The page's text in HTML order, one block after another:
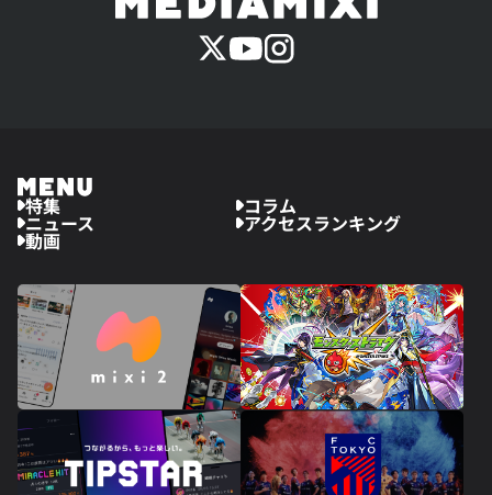
特集 コラム
ニュース アクセスランキング
動画